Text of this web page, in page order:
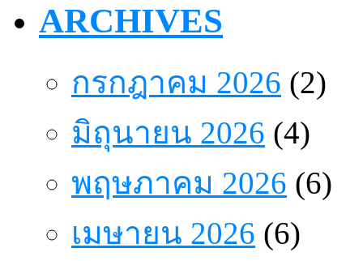
ARCHIVES
กรกฎาคม 2026 (2)
มิถุนายน 2026 (4)
พฤษภาคม 2026 (6)
เมษายน 2026 (6)